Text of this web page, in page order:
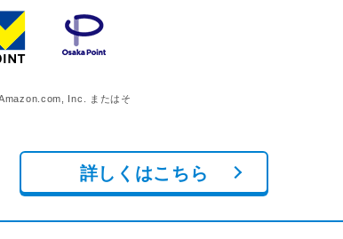
Inc. またはそ
詳しくはこちら